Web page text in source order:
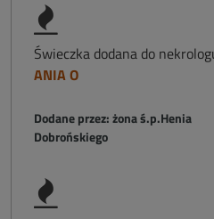
Świeczka dodana do
ANIA O
Dodane przez: żona ś.p.Henia
Dobrońskiego